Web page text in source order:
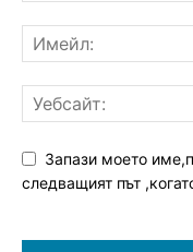
Запази моето
следващият път